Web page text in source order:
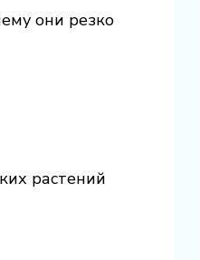
они резко
растений